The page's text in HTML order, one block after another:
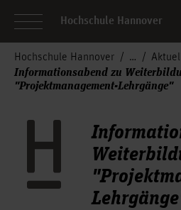
Hochschule Hannover
Hochschule Hannover
Informationsabend zu
"Projektmanagement-Lehrgänge"